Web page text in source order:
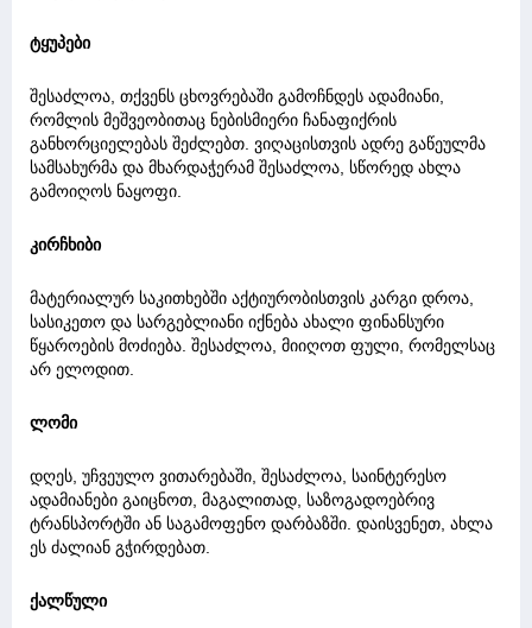
ტყუპები
შესაძლოა, თქვენს ცხოვრებაში გამოჩნდეს ადამიანი,
რომლის მეშვეობითაც ნებისმიერი ჩანაფიქრის
განხორციელებას შეძლებთ. ვიღაცისთვის ადრე გაწეულმა
სამსახურმა და მხარდაჭერამ შესაძლოა, სწორედ ახლა
გამოიღოს ნაყოფი.
კირჩხიბი
მატერიალურ საკითხებში აქტიურობისთვის კარგი დროა,
სასიკეთო და სარგებლიანი იქნება ახალი ფინანსური
წყაროების მოძიება. შესაძლოა, მიიღოთ ფული, რომელსაც
არ ელოდით.
ლომი
დღეს, უჩვეულო ვითარებაში, შესაძლოა, საინტერესო
ადამიანები გაიცნოთ, მაგალითად, საზოგადოებრივ
ტრანსპორტში ან საგამოფენო დარბაზში. დაისვენეთ, ახლა
ეს ძალიან გჭირდებათ.
ქალწული